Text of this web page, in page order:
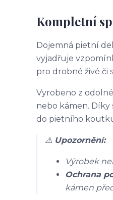
Kompletní
Dojemná pietní
vyjadřuje
pro drobné živé či
Vyrobeno z
nebo kámen.
do pietního
⚠️ Upozornění:
Výrobek
Ochrana
kámen